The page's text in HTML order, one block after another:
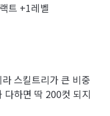
트 +1레벨
스킬트리가 큰 비중
다하면 딱 200컷 되지